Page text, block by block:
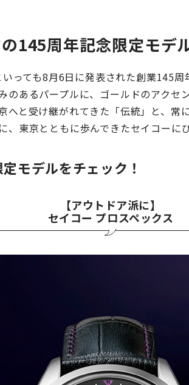
の145周年記念限定モデ
っても8月6日に発表された創業145
のあるパープルに、ゴールドのアクセ
と受け継がれてきた「伝統」と、常
、東京とともに歩んできたセイコーに
モデルをチェック！
【アウトドア派に】
セイコー プロスペックス